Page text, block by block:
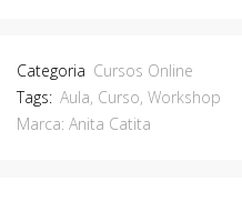
Categoria Cursos Online
Tags: Aula, Curso, Workshop
Marca: Anita Catita